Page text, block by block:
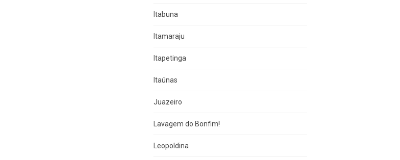
Itabuna
Itamaraju
Itapetinga
Itaúnas
Juazeiro
Lavagem do Bonfim!
Leopoldina